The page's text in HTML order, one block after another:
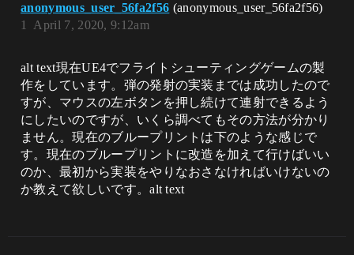
anonymous_user_56fa2f56 (anonymous_user_56fa2f56)
April 7, 2020, 9:12am
1
alt text現在UE4でフライトシューティングゲームの製
作をしています。弾の発射の実装までは成功したので
すが、マウスの左ボタンを押し続けて連射できるよう
にしたいのですが、いくら調べてもその方法が分かり
ません。現在のブループリントは下のような感じで
す。現在のブループリントに改造を加えて行けばいい
のか、最初から実装をやりなおさなければいけないの
か教えて欲しいです。alt text